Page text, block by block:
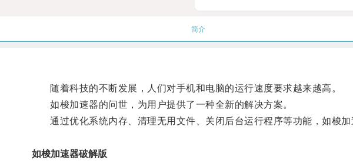
简介
随着科技的不断发展，人们对手机和电脑的运行速度要求越来越高。
如梭加速器的问世，为用户提供了一种全新的解决方案。
通过优化系统内存、清理无用文件、关闭后台运行程序等功能，如梭加
如梭加速器破解版